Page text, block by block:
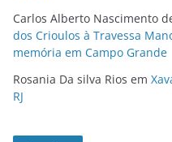
Carlos Alberto Nascimento
dos Crioulos à Travessa
memória em Campo Grande
Rosania Da silva Rios em
RJ